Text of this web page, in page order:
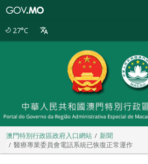
27°C
澳門特別行政區政府入口網站
新聞
醫療專業委員會電話系統已恢復正常運作